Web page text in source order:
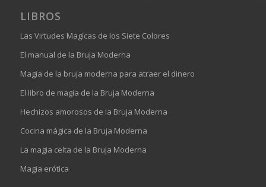
LIBROS
Las Virtudes Magícas de los Siete Colores
El manual de la Bruja Moderna
Magia de la bruja moderna para atraer el dinero
El libro de magia de la Bruja Moderna
Hechizos amorosos de la Bruja Moderna
Cocina mágica de la Bruja Moderna
La magia celta de la Bruja Moderna
Magia erótica